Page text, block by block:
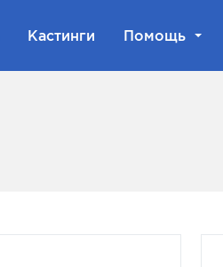
Кастинги Помощь